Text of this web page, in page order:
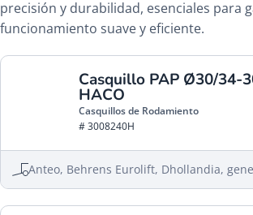
precisión y durabilidad, esenciales para
funcionamiento suave y eficiente.
Casquillo PAP Ø30/34-
HACO
Casquillos de Rodamiento
# 3008240H
Anteo, Behrens Eurolift, Dhollandia,